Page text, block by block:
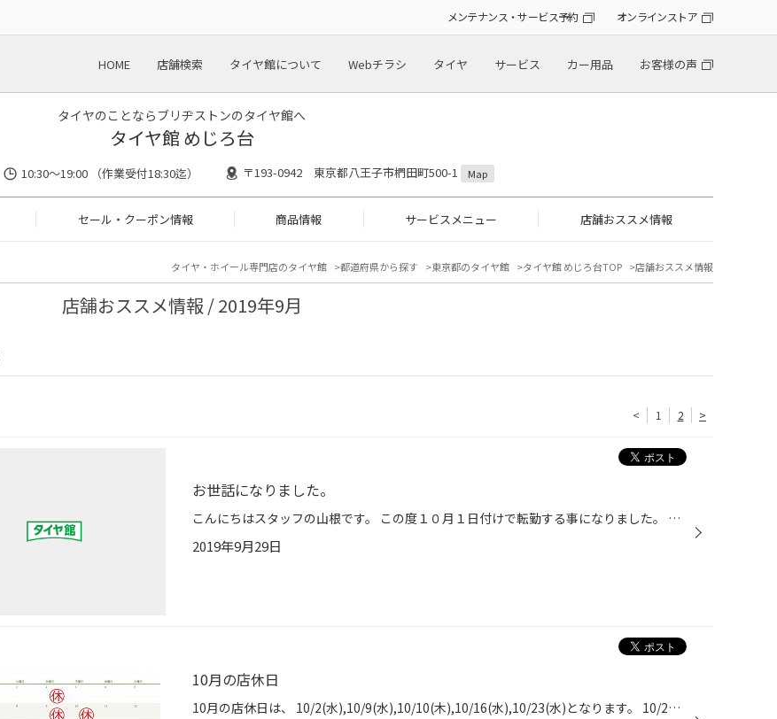
メンテナンス・サービス予約 オンラインストア
HOME 店舗検索 タイヤ館について Webチラシ タイヤ サービス カー用品 お客様の声
タイヤのことならブリヂストンのタイヤ館へ
タイヤ館 めじろ台
10:30～19:00 （作業受付18:30迄） 〒193-0942 東京都八王子市椚田町500-1 Map
セール・クーポン情報 商品情報 サービスメニュー 店舗おススメ情報
タイヤ・ホイール専門店のタイヤ館 都道府県から探す 東京都のタイヤ館 タイヤ館 めじろ台TOP 店舗おススメ情報
店舗おススメ情報 / 2019年9月
< 1 2 >
お世話になりました。
こんにちはスタッフの山根です。 この度１０月１日付けで転勤する事になりました。 ２０１７年１０月より約２年間、タイヤ館めじろ台に 勤務いたしました。 お客様には大変お世話になり、ありがとうございました。 今後ともタイヤ館めじろ台を、ご愛顧の程宜しくお願いいたします。
2019年9月29日
10月の店休日
10月の店休日は、 10/2(水),10/9(水),10/10(木),10/16(水),10/23(水)となります。 10/23までの毎週水曜日に加え、10/10(木)が店休日となりますので ご来店の際はお気を付けください。 宜しくお願いいたします。 店主